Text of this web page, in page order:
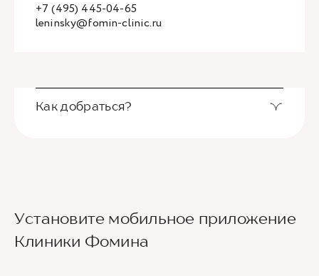
leninsky@fomin-clinic.ru
+7 (495) 445-04-65
Как добраться?
второй вестибюль, далее направо. По улице
Новаторов движемся прямо, спускаемся по
лестнице и идем вдоль школ (путь лежит между
Установите мобильное приложение
Клиники Фомина